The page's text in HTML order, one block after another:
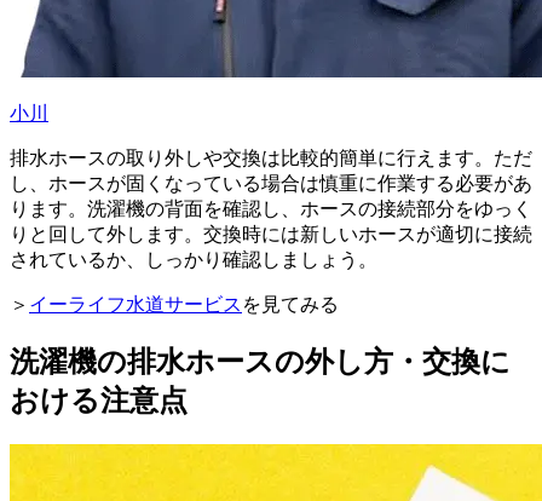
小川
排水ホースの取り外しや交換は比較的簡単に行えます。ただ
し、ホースが固くなっている場合は慎重に作業する必要があ
ります。洗濯機の背面を確認し、ホースの接続部分をゆっく
りと回して外します。交換時には新しいホースが適切に接続
されているか、しっかり確認しましょう。
＞ イーライフ水道サービス を見てみる
洗濯機の排水ホースの外し方・交換に
おける注意点